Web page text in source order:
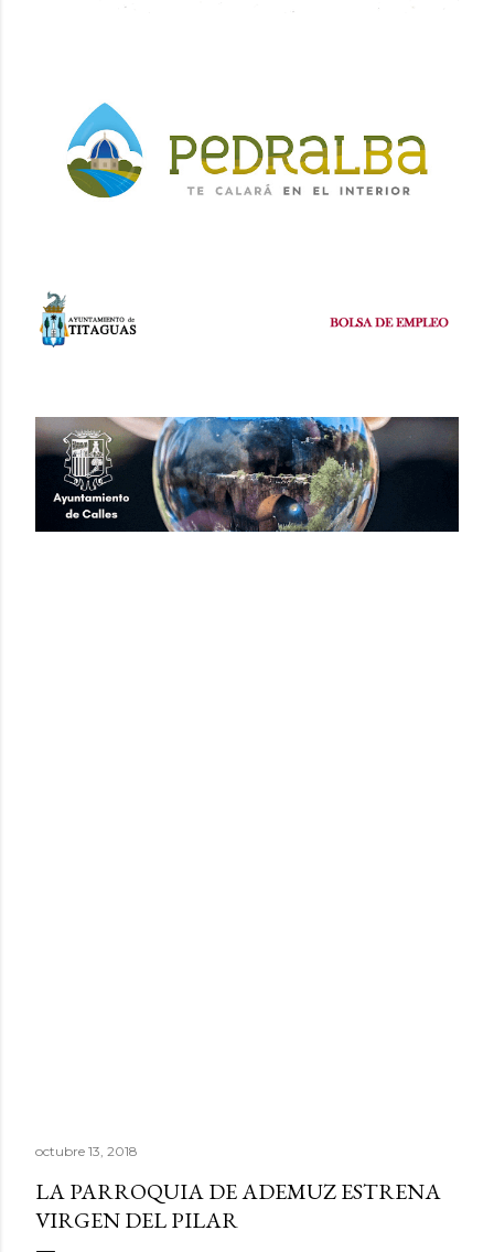
octubre 13, 2018
LA PARROQUIA DE ADEMUZ ESTRENA
VIRGEN DEL PILAR